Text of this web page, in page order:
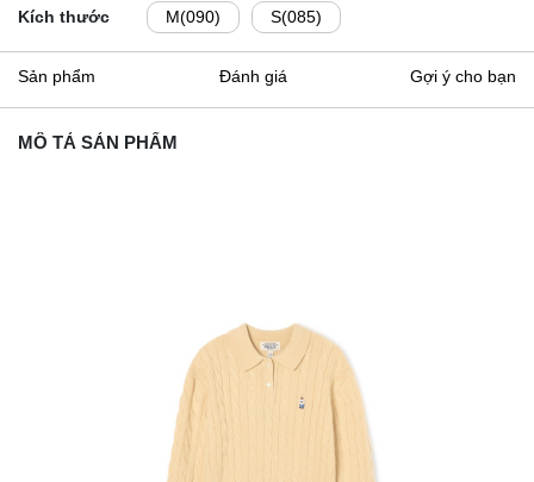
Kích thước M(090) S(085)
Sản phẩm Đánh giá Gợi ý cho bạn
MÔ TẢ SẢN PHẨM